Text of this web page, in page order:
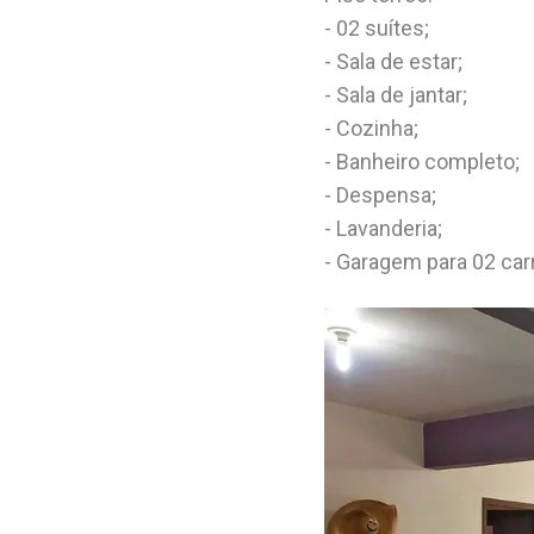
- 02 suítes;
- Sala de estar;
- Sala de jantar;
- Cozinha;
- Banheiro completo;
- Despensa;
- Lavanderia;
- Garagem para 02